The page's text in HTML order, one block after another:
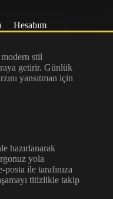
Hesabım
stil
getirir. Günlük
yansıtman için
hazırlanarak
yola
posta ile tarafınıza
titizlikle takip